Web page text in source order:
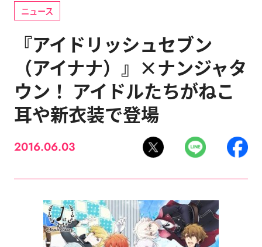
ニュース
『アイドリッシュセブン
（アイナナ）』×ナンジャタ
ウン！ アイドルたちがねこ
耳や新衣装で登場
2016.06.03